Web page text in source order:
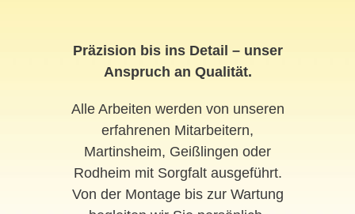
Präzision bis ins Detail – unser
Anspruch an Qualität.
Alle Arbeiten werden von unseren
erfahrenen Mitarbeitern,
Martinsheim, Geißlingen oder
Rodheim mit Sorgfalt ausgeführt.
Von der Montage bis zur Wartung